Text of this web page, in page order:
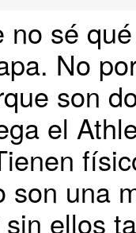
no sé
No
son
el
son una
ellos